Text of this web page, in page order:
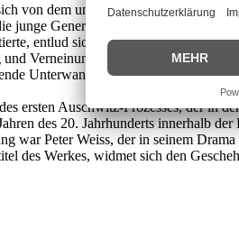
von dem unmittelbaren Schock der
junge Generation war die Frage
entlud sich vor allem gegen Ende
Verneinung eingerichtet hatten,
Unterwanderung der Kunst und
ersten Auschwitz-Prozesses, der in
des 20. Jahrhunderts innerhalb
war Peter Weiss, der in seinem
des Werkes, widmet sich den